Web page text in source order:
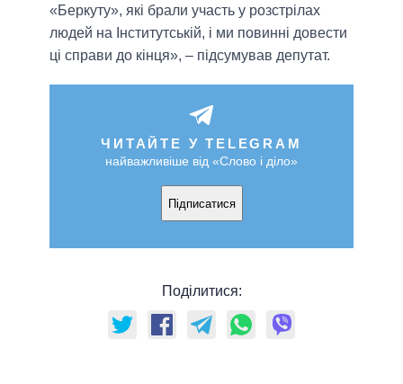
«Беркуту», які брали участь у розстрілах
людей на Інститутській, і ми повинні довести
ці справи до кінця», – підсумував депутат.
ЧИТАЙТЕ У TELEGRAM
найважливіше від «Слово і діло»
Підписатися
Поділитися: